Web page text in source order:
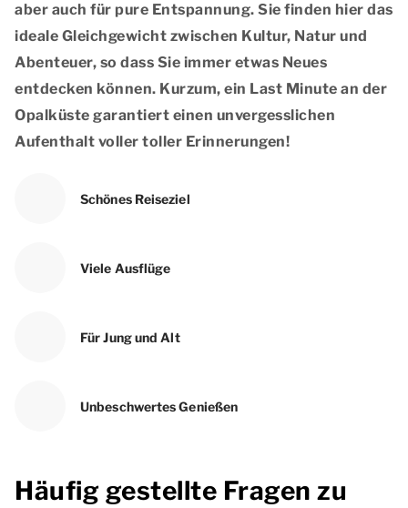
aber auch für pure Entspannung. Sie finden hier das
ideale Gleichgewicht zwischen Kultur, Natur und
Abenteuer, so dass Sie immer etwas Neues
entdecken können. Kurzum, ein Last Minute an der
Opalküste garantiert einen unvergesslichen
Aufenthalt voller toller Erinnerungen!
Schönes Reiseziel
Viele Ausflüge
Für Jung und Alt
Unbeschwertes Genießen
Häufig gestellte Fragen zu